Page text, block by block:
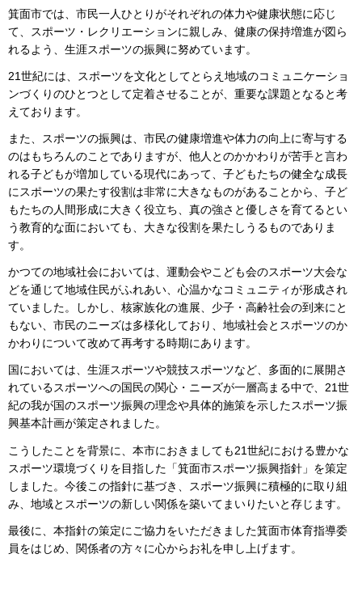
箕面市では、市民一人ひとりがそれぞれの体力や健康状態に応じ
て、スポーツ・レクリエーションに親しみ、健康の保持増進が図ら
れるよう、生涯スポーツの振興に努めています。
21世紀には、スポーツを文化としてとらえ地域のコミュニケーショ
ンづくりのひとつとして定着させることが、重要な課題となると考
えております。
また、スポーツの振興は、市民の健康増進や体力の向上に寄与する
のはもちろんのことでありますが、他人とのかかわりが苦手と言わ
れる子どもが増加している現代にあって、子どもたちの健全な成長
にスポーツの果たす役割は非常に大きなものがあることから、子ど
もたちの人間形成に大きく役立ち、真の強さと優しさを育てるとい
う教育的な面においても、大きな役割を果たしうるものでありま
す。
かつての地域社会においては、運動会やこども会のスポーツ大会な
どを通じて地域住民がふれあい、心温かなコミュニティが形成され
ていました。しかし、核家族化の進展、少子・高齢社会の到来にと
もない、市民のニーズは多様化しており、地域社会とスポーツのか
かわりについて改めて再考する時期にあります。
国においては、生涯スポーツや競技スポーツなど、多面的に展開さ
れているスポーツへの国民の関心・ニーズが一層高まる中で、21世
紀の我が国のスポーツ振興の理念や具体的施策を示したスポーツ振
興基本計画が策定されました。
こうしたことを背景に、本市におきましても21世紀における豊かな
スポーツ環境づくりを目指した「箕面市スポーツ振興指針」を策定
しました。今後この指針に基づき、スポーツ振興に積極的に取り組
み、地域とスポーツの新しい関係を築いてまいりたいと存じます。
最後に、本指針の策定にご協力をいただきました箕面市体育指導委
員をはじめ、関係者の方々に心からお礼を申し上げます。